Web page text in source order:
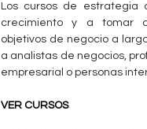
Los cursos de
crecimiento y a tomar
objetivos de negocio a
a analistas de negocios,
empresarial o personas
VER CURSOS